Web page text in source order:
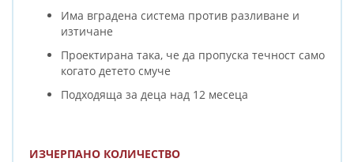
Има вградена система против разливане и
изтичане
Проектирана така, че да пропуска течност само
когато детето смуче
Подходяща за деца над 12 месеца
ИЗЧЕРПАНО КОЛИЧЕСТВО